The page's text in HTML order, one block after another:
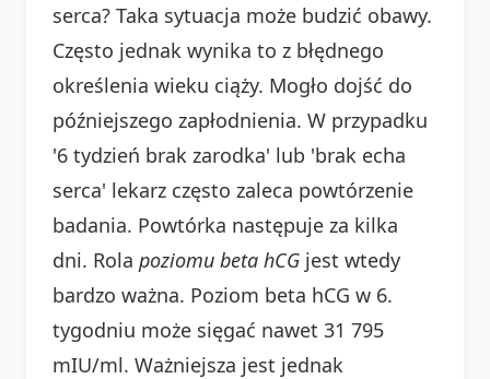
serca? Taka sytuacja może budzić obawy.
Często jednak wynika to z błędnego
określenia wieku ciąży. Mogło dojść do
późniejszego zapłodnienia. W przypadku
'6 tydzień brak zarodka' lub 'brak echa
serca' lekarz często zaleca powtórzenie
badania. Powtórka następuje za kilka
dni. Rola poziomu beta hCG jest wtedy
bardzo ważna. Poziom beta hCG w 6.
tygodniu może sięgać nawet 31 795
mIU/ml. Ważniejsza jest jednak